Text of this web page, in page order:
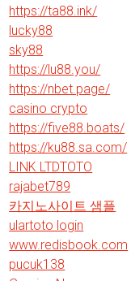
https://ta88.ink/
lucky88
sky88
https://lu88.you/
https://nbet.page/
casino crypto
https://five88.boats/
https://ku88.sa.com/
LINK LTDTOTO
rajabet789
카지노사이트 샘플
ulartoto login
www.redisbook.com
pucuk138